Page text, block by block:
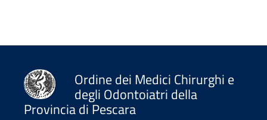
Ordine dei Medici Chirurghi e
degli Odontoiatri della
Provincia di Pescara